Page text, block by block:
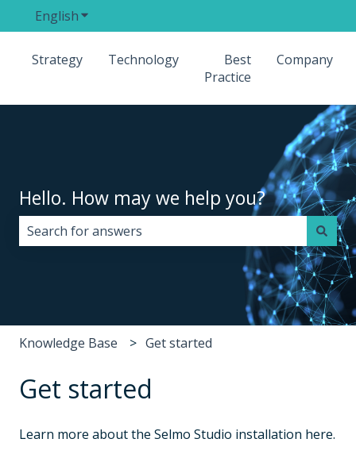
EnglishShow submenu for translations
Strategy Technology
Best
Practice
Company
Hello. How may we help you?
There are no suggestions because the search field
Knowledge Base Get started
Get started
Learn more about the Selmo Studio installation here.